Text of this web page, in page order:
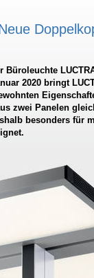
2020 bringt
zwei Panelen
besonders für